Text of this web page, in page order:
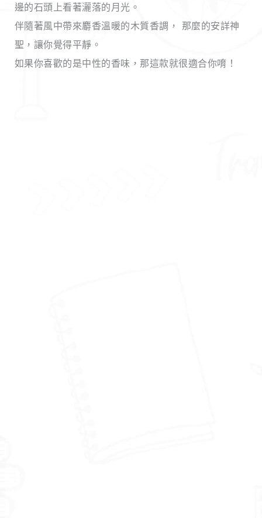
邊的石頭上看著灑落的月光。
伴隨著風中帶來麝香溫暖的木質香調， 那麼的安詳神
聖，讓你覺得平靜。
如果你喜歡的是中性的香味，那這款就很適合你唷！